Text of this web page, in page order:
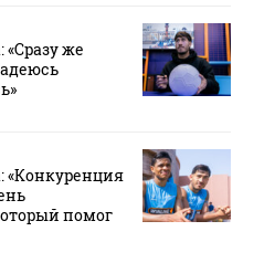
«Сразу же
«Конкуренция
помог